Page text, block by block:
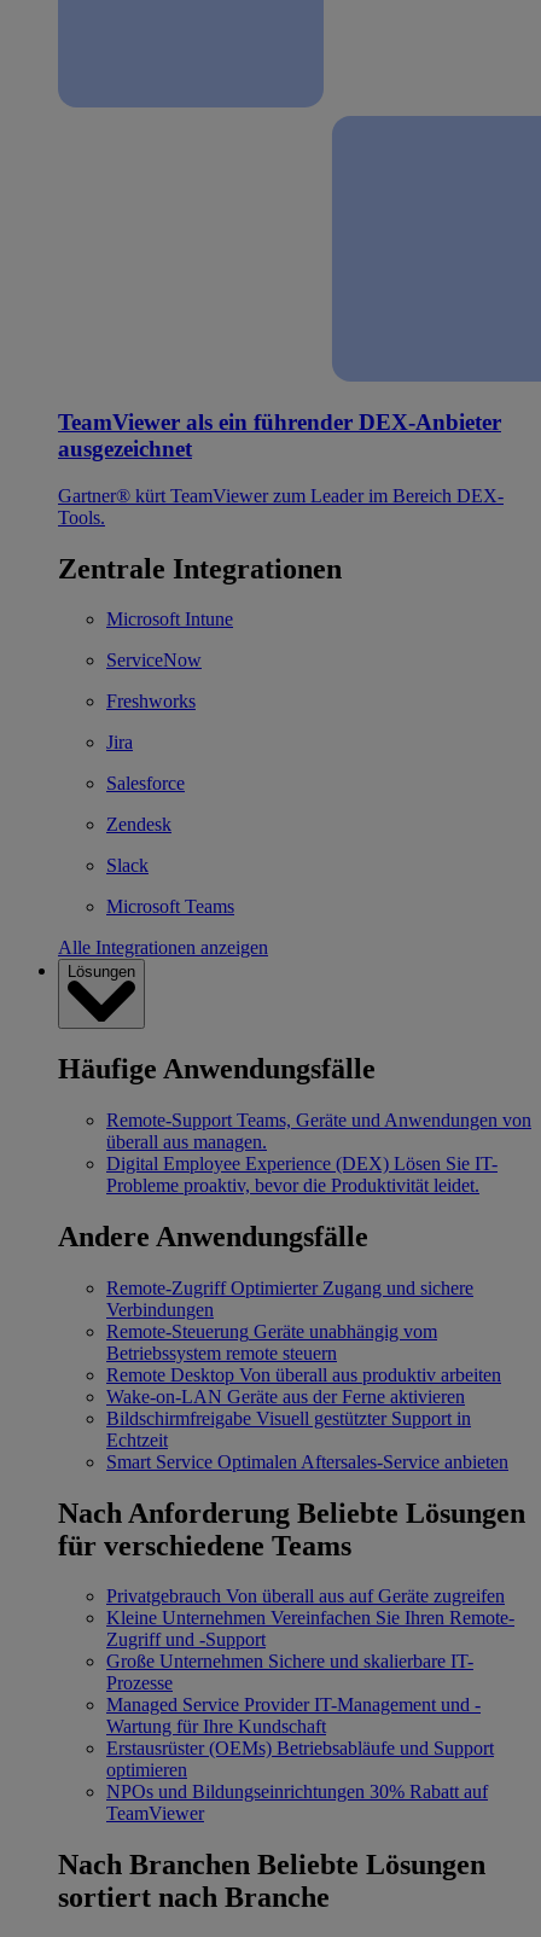
TeamViewer als ein führender DEX-Anbieter
ausgezeichnet
Gartner® kürt TeamViewer zum Leader im Bereich DEX-
Tools.
Zentrale Integrationen
Microsoft Intune
ServiceNow
Freshworks
Jira
Salesforce
Zendesk
Slack
Microsoft Teams
Alle Integrationen anzeigen
Lösungen
Häufige Anwendungsfälle
Remote-Support Teams, Geräte und Anwendungen von
überall aus managen.
Digital Employee Experience (DEX) Lösen Sie IT-
Probleme proaktiv, bevor die Produktivität leidet.
Andere Anwendungsfälle
Remote-Zugriff Optimierter Zugang und sichere
Verbindungen
Remote-Steuerung Geräte unabhängig vom
Betriebssystem remote steuern
Remote Desktop Von überall aus produktiv arbeiten
Wake-on-LAN Geräte aus der Ferne aktivieren
Bildschirmfreigabe Visuell gestützter Support in
Echtzeit
Smart Service Optimalen Aftersales-Service anbieten
Nach Anforderung Beliebte Lösungen
für verschiedene Teams
Privatgebrauch Von überall aus auf Geräte zugreifen
Kleine Unternehmen Vereinfachen Sie Ihren Remote-
Zugriff und -Support
Große Unternehmen Sichere und skalierbare IT-
Prozesse
Managed Service Provider IT-Management und -
Wartung für Ihre Kundschaft
Erstausrüster (OEMs) Betriebsabläufe und Support
optimieren
NPOs und Bildungseinrichtungen 30% Rabatt auf
TeamViewer
Nach Branchen Beliebte Lösungen
sortiert nach Branche